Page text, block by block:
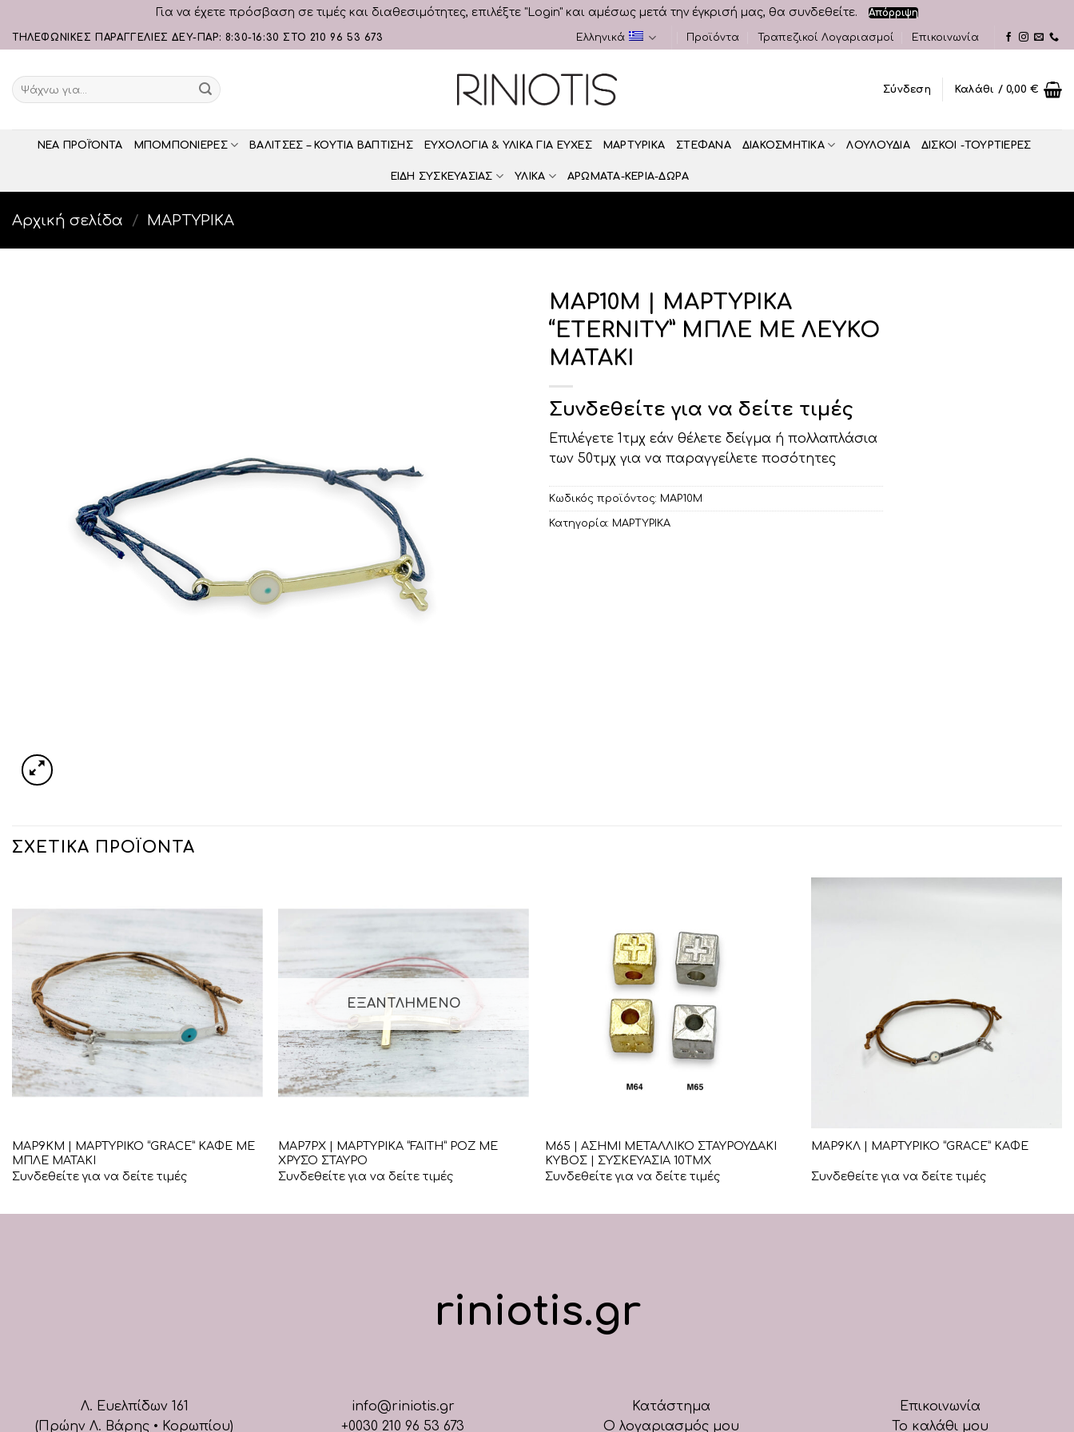
Για να έχετε πρόσβαση σε τιμές και διαθεσιμότητες, επιλέξτε "Login" και αμέσως μετά την έγκρισή μας, θα συνδεθείτε. Απόρριψη
Skip
to
content
ΤΗΛΕΦΩΝΙΚΕΣ ΠΑΡΑΓΓΕΛΙΕΣ ΔΕΥ-ΠΑΡ: 8:30-16:30 ΣΤΟ 210 96 53 673 Ελληνικά Προϊόντα Τραπεζικοί Λογαριασμοί Επικοινωνία
Αναζήτηση
για:
Σύνδεση Καλάθι /0,00€
ΝΕΑ ΠΡΟΪΌΝΤΑ ΜΠΟΜΠΟΝΙΕΡΕΣ ΒΑΛΙΤΣΕΣ – ΚΟΥΤΙΑ ΒΑΠΤΙΣΗΣ ΕΥΧΟΛΟΓΙΑ & ΥΛΙΚΑ ΓΙΑ ΕΥΧΕΣ ΜΑΡΤΥΡΙΚΑ ΣΤΕΦΑΝΑ ΔΙΑΚΟΣΜΗΤΙΚA ΛΟΥΛΟΥΔΙΑ ΔΙΣΚΟΙ -ΤΟΥΡΤΙΕΡΕΣ
ΕΙΔΗ ΣΥΣΚΕΥΑΣΙΑΣ ΥΛΙΚΑ ΑΡΩΜΑΤΑ-ΚΕΡΙΑ-ΔΩΡΑ
Αρχική σελίδα / ΜΑΡΤΥΡΙΚΑ
ΜΑΡ10Μ | ΜΑΡΤΥΡΙΚΑ
“ETERNITY” ΜΠΛΕ ΜΕ ΛΕΥΚΟ
ΜΑΤΑΚΙ
Συνδεθείτε για να δείτε τιμές
Επιλέγετε 1τμχ εάν θέλετε δείγμα ή πολλαπλάσια
των 50τμχ για να παραγγείλετε ποσότητες
Κωδικός προϊόντος: ΜΑΡ10Μ
Κατηγορία: ΜΑΡΤΥΡΙΚΑ
ΣΧΕΤΙΚΆ ΠΡΟΪΌΝΤΑ
ΜΑΡ9ΚΜ | ΜΑΡΤΥΡΙΚΟ “GRACE” ΚΑΦΕ ΜΕ
ΜΠΛΕ ΜΑΤΑΚΙ
Συνδεθείτε για να δείτε τιμές
ΕΞΑΝΤΛΗΜΈΝΟ
ΜΑΡ7ΡΧ | ΜΑΡΤΥΡΙΚΑ “FAITH” ΡΟΖ ΜΕ
ΧΡΥΣΟ ΣΤΑΥΡΟ
Συνδεθείτε για να δείτε τιμές
Μ65 | ΑΣΗΜΙ ΜΕΤΑΛΛΙΚΟ ΣΤΑΥΡΟΥΔΑΚΙ
ΚΥΒΟΣ | ΣΥΣΚΕΥΑΣΙΑ 10ΤΜΧ
Συνδεθείτε για να δείτε τιμές
ΜΑΡ9ΚΛ | ΜΑΡΤΥΡΙΚΟ “GRACE” ΚΑΦΕ
Συνδεθείτε για να δείτε τιμές
riniotis.gr
Λ. Ευελπίδων 161
(Πρώην Λ. Βάρης • Κορωπίου)
info@riniotis.gr
+0030 210 96 53 673
Κατάστημα
Ο λογαριασμός μου
Επικοινωνία
Το καλάθι μου